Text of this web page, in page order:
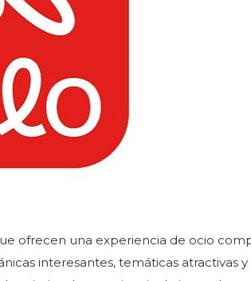
ofrecen una experiencia de ocio
interesantes, temáticas atractivas y